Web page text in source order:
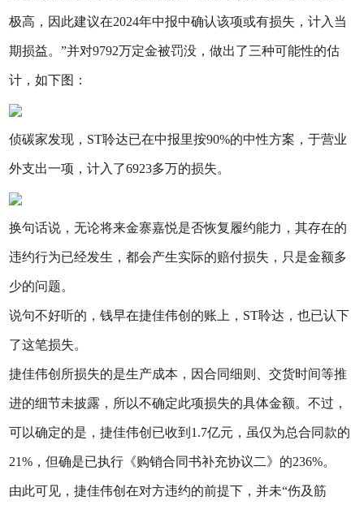
极高，因此建议在2024年中报中确认该项或有损失，计入当
期损益。”并对9792万定金被罚没，做出了三种可能性的估
计，如下图：
侦碳家发现，ST聆达已在中报里按90%的中性方案，于营业
外支出一项，计入了6923多万的损失。
换句话说，无论将来金寨嘉悦是否恢复履约能力，其存在的
违约行为已经发生，都会产生实际的赔付损失，只是金额多
少的问题。
说句不好听的，钱早在捷佳伟创的账上，ST聆达，也已认下
了这笔损失。
捷佳伟创所损失的是生产成本，因合同细则、交货时间等推
进的细节未披露，所以不确定此项损失的具体金额。不过，
可以确定的是，捷佳伟创已收到1.7亿元，虽仅为总合同款的
21%，但确是已执行《购销合同书补充协议二》的236%。
由此可见，捷佳伟创在对方违约的前提下，并未“伤及筋